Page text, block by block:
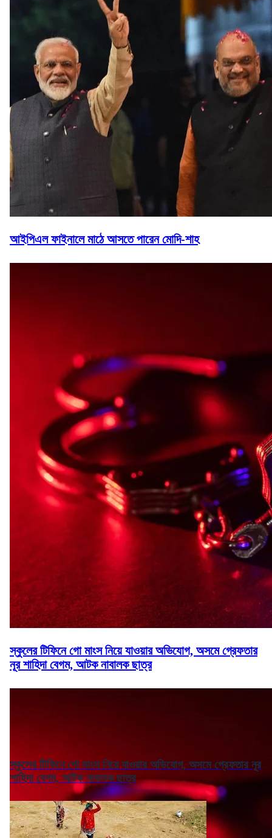
আইপিএল ফাইনালে মাঠে আসতে পারেন মোদি-শাহ
স্কুলের টিফিনে গো মাংস নিয়ে যাওয়ার অভিযোগ, অসমে গ্রেফতার
নূর শাহিদা বেগম, আটক নাবালক ছাত্র
স্কুলের টিফিনে গো মাংস নিয়ে যাওয়ার অভিযোগ, অসমে গ্রেফতার নূর
শাহিদা বেগম, আটক নাবালক ছাত্র